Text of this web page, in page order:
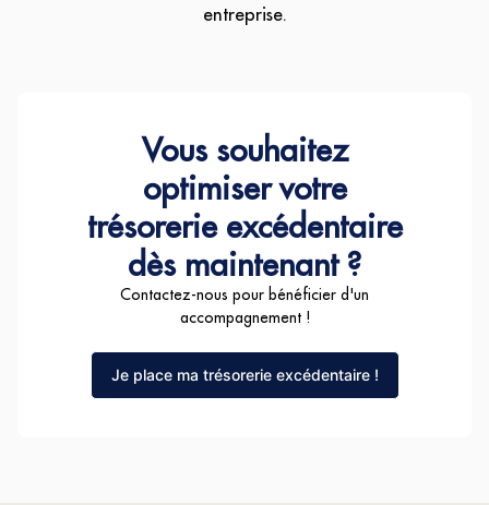
entreprise.
Vous souhaitez
optimiser votre
trésorerie excédentaire
dès maintenant ?
Contactez-nous pour bénéficier d'un
accompagnement !
Je place ma trésorerie excédentaire !